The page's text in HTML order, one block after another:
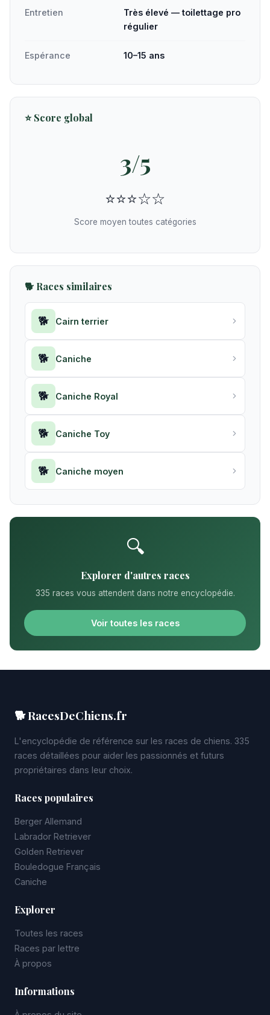
Entretien
Très élevé — toilettage pro
régulier
Espérance 10–15 ans
⭐ Score global
3/5
⭐⭐⭐☆☆
Score moyen toutes catégories
🐕 Races similaires
🐕 Cairn terrier
🐕 Caniche
🐕 Caniche Royal
🐕 Caniche Toy
🐕 Caniche moyen
🔍
Explorer d'autres races
335 races vous attendent dans notre encyclopédie.
Voir toutes les races
🐕 RacesDeChiens.fr
L'encyclopédie de référence sur les races de chiens. 335
races détaillées pour aider les passionnés et futurs
propriétaires dans leur choix.
Races populaires
Berger Allemand
Labrador Retriever
Golden Retriever
Bouledogue Français
Caniche
Explorer
Toutes les races
Races par lettre
À propos
Informations